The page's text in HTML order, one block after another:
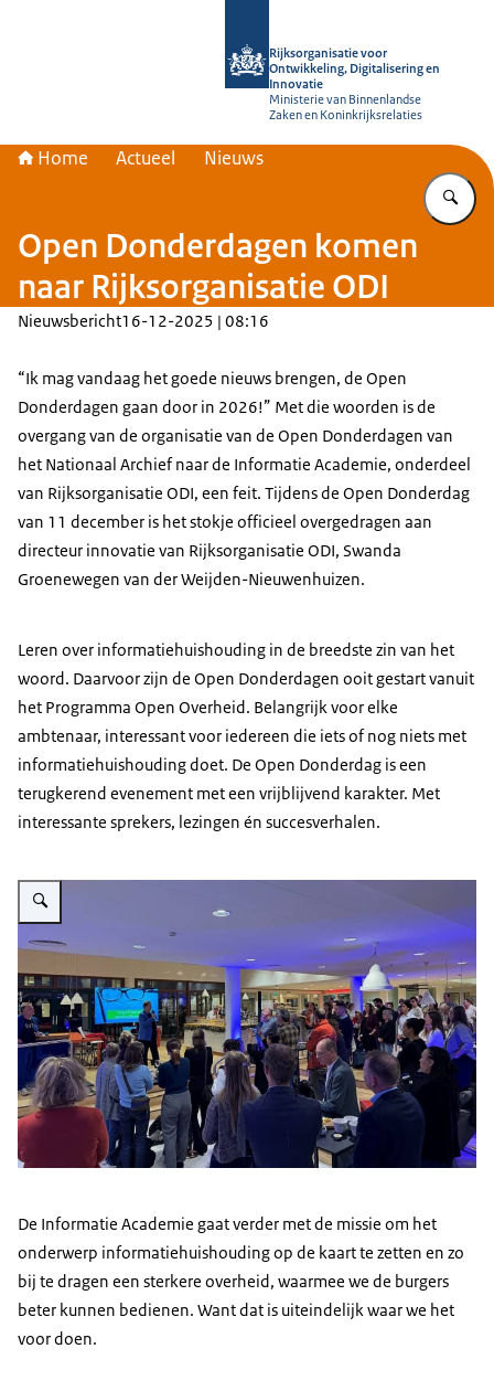
Rijksorganisatie voor
Ontwikkeling, Digitalisering en
Innovatie
Ministerie van Binnenlandse
Zaken en Koninkrijksrelaties
Home Actueel Nieuws
Open Donderdagen komen
naar Rijksorganisatie ODI
Nieuwsbericht16-12-2025 | 08:16
“Ik mag vandaag het goede nieuws brengen, de Open
Donderdagen gaan door in 2026!” Met die woorden is de
overgang van de organisatie van de Open Donderdagen van
het Nationaal Archief naar de Informatie Academie, onderdeel
van Rijksorganisatie ODI, een feit. Tijdens de Open Donderdag
van 11 december is het stokje officieel overgedragen aan
directeur innovatie van Rijksorganisatie ODI, Swanda
Groenewegen van der Weijden-Nieuwenhuizen.
Leren over informatiehuishouding in de breedste zin van het
woord. Daarvoor zijn de Open Donderdagen ooit gestart vanuit
het Programma Open Overheid. Belangrijk voor elke
ambtenaar, interessant voor iedereen die iets of nog niets met
informatiehuishouding doet. De Open Donderdag is een
terugkerend evenement met een vrijblijvend karakter. Met
interessante sprekers, lezingen én succesverhalen.
Vergroot afbeelding Foto van het publiek tijdens een open donderdag
De Informatie Academie gaat verder met de missie om het
onderwerp informatiehuishouding op de kaart te zetten en zo
bij te dragen een sterkere overheid, waarmee we de burgers
beter kunnen bedienen. Want dat is uiteindelijk waar we het
voor doen.